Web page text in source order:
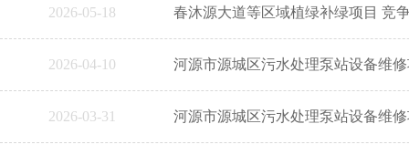
2026-05-18 春沐源大道等区域植绿补绿项目 竞
2026-04-10 河源市源城区污水处理泵站设备维
2026-03-31 河源市源城区污水处理泵站设备维